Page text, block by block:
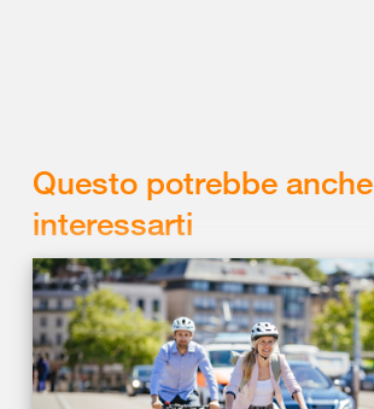
Questo potrebbe anche
interessarti